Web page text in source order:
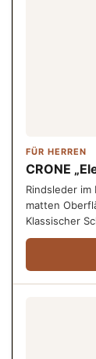
FÜR HERREN
CRONE
Rindsleder
matten
Klassischer